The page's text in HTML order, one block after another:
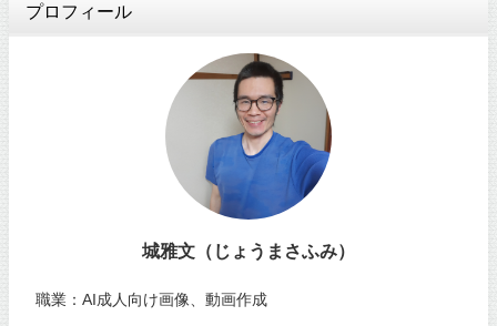
プロフィール
城雅文（じょうまさふみ）
職業：AI成人向け画像、動画作成